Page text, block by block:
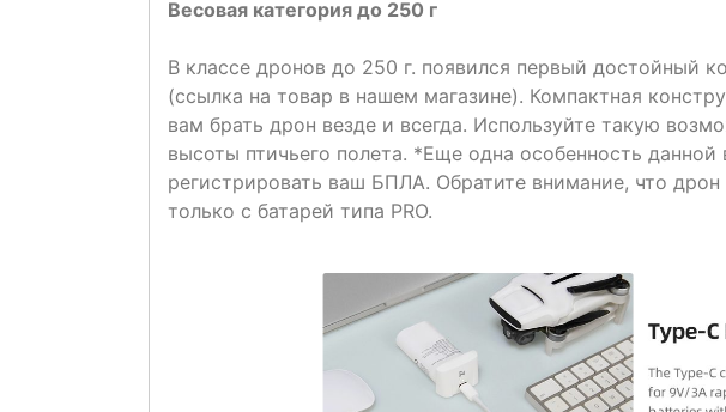
Весовая категория до 250 г
В классе дронов до 250 г. появился первый достойный
(ссылка на товар в нашем магазине). Компактная
вам брать дрон везде и всегда. Используйте такую
высоты птичьего полета. *Еще одна особенность
регистрировать ваш БПЛА. Обратите внимание, что дрон
только с батарей типа PRO.